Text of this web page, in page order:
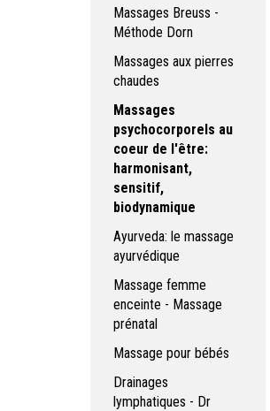
Massages Breuss -
Méthode Dorn
Massages aux pierres
chaudes
Massages
psychocorporels au
coeur de l'être:
harmonisant,
sensitif,
biodynamique
Ayurveda: le massage
ayurvédique
Massage femme
enceinte - Massage
prénatal
Massage pour bébés
Drainages
lymphatiques - Dr